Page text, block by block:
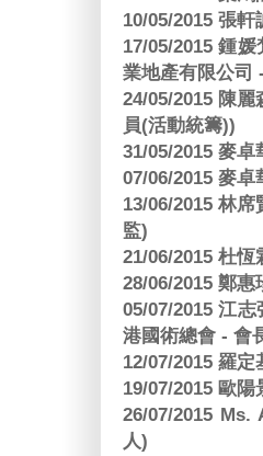
10/05/2015 張
17/05/2015 鍾
業地產有限公司
24/05/2015 陳
員(活動統籌))
31/05/2015 麥
07/06/2015 麥
13/06/2015 林
監)
21/06/2015 杜
28/06/2015 鄭
05/07/2015 江
港國術總會 - 會
12/07/2015 羅
19/07/2015 歐
26/07/2015
人)